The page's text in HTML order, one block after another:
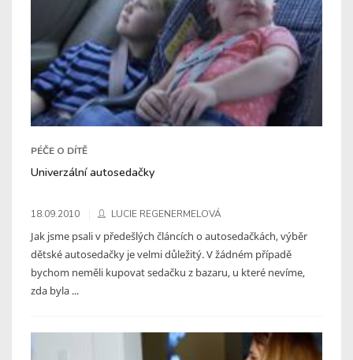
PÉČE O DÍTĚ
Univerzální autosedačky
18.09.2010 LUCIE REGENERMELOVÁ
Jak jsme psali v předešlých článcích o autosedačkách, výběr
dětské autosedačky je velmi důležitý. V žádném případě
bychom neměli kupovat sedačku z bazaru, u které nevíme,
zda byla ...